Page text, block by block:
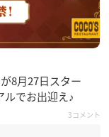
8月27日スター
ルでお出迎え♪
3コメント